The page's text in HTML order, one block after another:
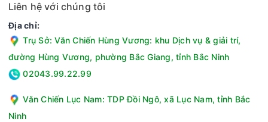
ThinQ, máy sấy sẽ tự động đặt chu trình sấy phù hợp bằng
cách nhận dữ liệu từ máy giặt LG qua Wi-Fi.
Liên hệ với chúng tôi
Địa chỉ:
Trụ Sở: Văn Chiến Hùng Vương: khu Dịch vụ & giải trí,
đường Hùng Vương, phường Bắc Giang, tỉnh Bắc Ninh
02043.99.22.99
Văn Chiến Lục Nam: TDP Đồi Ngô, xã Lục Nam, tỉnh Bắc
Ninh